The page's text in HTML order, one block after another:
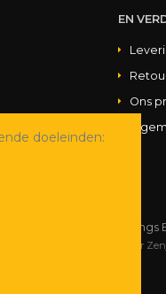
EN
Ons
2026 Schoenen
door
doeleinden: